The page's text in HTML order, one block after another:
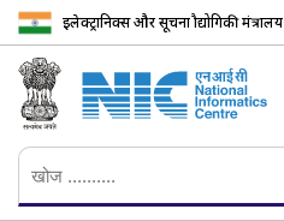
इलेक्ट्रानिक्स और सूचना प्रौद्योगिकी मंत्रालय